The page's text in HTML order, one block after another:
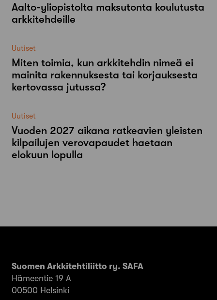
Aalto-​yliopistolta maksutonta koulutusta
arkkitehdeille
Uutiset
Miten toimia, kun arkkitehdin nimeä ei
mainita rakennuksesta tai korjauksesta
kertovassa jutussa?
Uutiset
Vuoden 2027 aikana ratkeavien yleisten
kilpailujen verovapaudet haetaan
elokuun lopulla
Suomen Arkkitehtiliitto ry. SAFA
Hämeentie 19 A
00500 Helsinki